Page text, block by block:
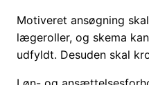
Motiveret ansøgning
lægeroller, og skema
udfyldt. Desuden skal